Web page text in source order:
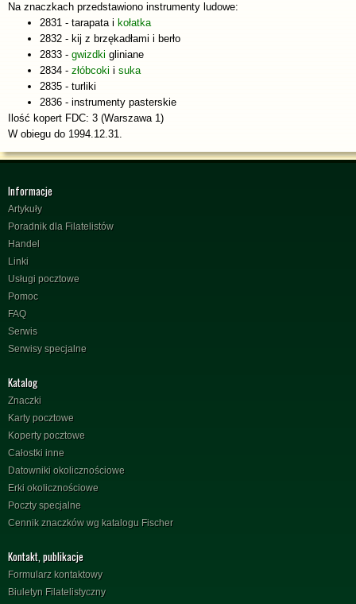
Na znaczkach przedstawiono instrumenty ludowe:
2831 - tarapata i kołatka
2832 - kij z brzękadłami i berło
2833 - gwizdki gliniane
2834 - złóbcoki i suka
2835 - turliki
2836 - instrumenty pasterskie
Ilość kopert FDC: 3 (Warszawa 1)
W obiegu do 1994.12.31.
Informacje
Artykuły
Poradnik dla Filatelistów
Handel
Linki
Usługi pocztowe
Pomoc
FAQ
Serwis
Serwisy specjalne
Katalog
Znaczki
Karty pocztowe
Koperty pocztowe
Całostki inne
Datowniki okolicznościowe
Erki okolicznościowe
Poczty specjalne
Cennik znaczków wg katalogu Fischer
Kontakt, publikacje
Formularz kontaktowy
Biuletyn Filatelistyczny